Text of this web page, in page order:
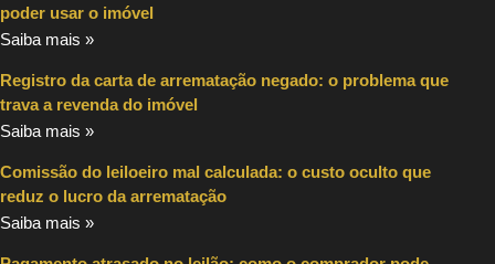
poder usar o imóvel
Saiba mais »
Registro da carta de arrematação negado: o problema que
trava a revenda do imóvel
Saiba mais »
Comissão do leiloeiro mal calculada: o custo oculto que
reduz o lucro da arrematação
Saiba mais »